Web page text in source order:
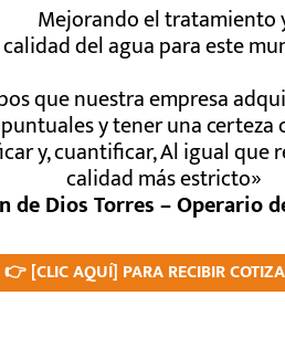
Mejorando el tratamiento
del agua para este
que nuestra empresa
y tener una
y, cuantificar, Al igual que
calidad más estricto»
de Dios Torres – Operario
👉 [CLIC AQUÍ] PARA RECIBIR